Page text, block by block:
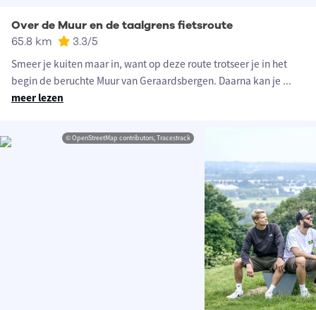
Over de Muur en de taalgrens fietsroute
65.8 km 3.3/5
Smeer je kuiten maar in, want op deze route trotseer je in het
begin de beruchte Muur van Geraardsbergen. Daarna kan je ...
meer lezen
© OpenStreetMap contributors, Tracestrack